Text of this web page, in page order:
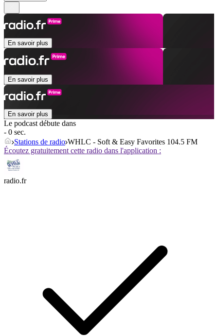
En savoir plus
En savoir plus
En savoir plus
Le podcast débute dans
- 0 sec.
Stations de radio WHLC - Soft & Easy Favorites 104.5 FM
Écoutez gratuitement cette radio dans l'application :
radio.fr